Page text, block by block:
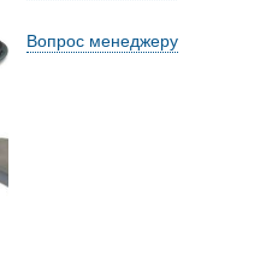
Вопрос менеджеру